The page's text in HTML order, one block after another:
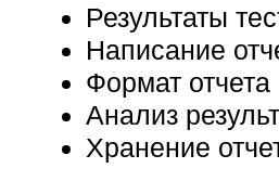
Результаты
Написание
Формат
Анализ
Хранение